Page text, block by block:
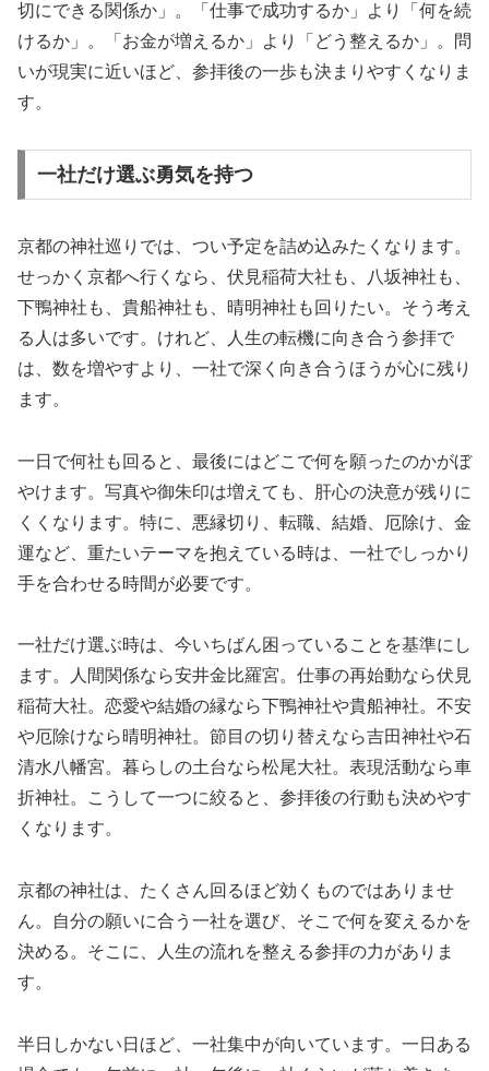
切にできる関係か」。「仕事で成功するか」より「何を続
けるか」。「お金が増えるか」より「どう整えるか」。問
いが現実に近いほど、参拝後の一歩も決まりやすくなりま
す。
一社だけ選ぶ勇気を持つ
京都の神社巡りでは、つい予定を詰め込みたくなります。
せっかく京都へ行くなら、伏見稲荷大社も、八坂神社も、
下鴨神社も、貴船神社も、晴明神社も回りたい。そう考え
る人は多いです。けれど、人生の転機に向き合う参拝で
は、数を増やすより、一社で深く向き合うほうが心に残り
ます。
一日で何社も回ると、最後にはどこで何を願ったのかがぼ
やけます。写真や御朱印は増えても、肝心の決意が残りに
くくなります。特に、悪縁切り、転職、結婚、厄除け、金
運など、重たいテーマを抱えている時は、一社でしっかり
手を合わせる時間が必要です。
一社だけ選ぶ時は、今いちばん困っていることを基準にし
ます。人間関係なら安井金比羅宮。仕事の再始動なら伏見
稲荷大社。恋愛や結婚の縁なら下鴨神社や貴船神社。不安
や厄除けなら晴明神社。節目の切り替えなら吉田神社や石
清水八幡宮。暮らしの土台なら松尾大社。表現活動なら車
折神社。こうして一つに絞ると、参拝後の行動も決めやす
くなります。
京都の神社は、たくさん回るほど効くものではありませ
ん。自分の願いに合う一社を選び、そこで何を変えるかを
決める。そこに、人生の流れを整える参拝の力がありま
す。
半日しかない日ほど、一社集中が向いています。一日ある